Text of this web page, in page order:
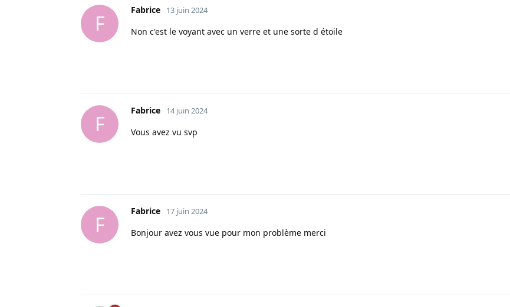
F
Fabrice 13 juin 2024
Non c'est le voyant avec un verre et une sorte d étoile
F
Fabrice 14 juin 2024
Vous avez vu svp
F
Fabrice 17 juin 2024
Bonjour avez vous vue pour mon problème merci